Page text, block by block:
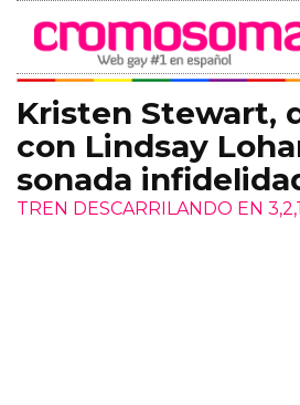
Kristen Stewart,
con Lindsay
sonada
TREN DESCARRILANDO EN